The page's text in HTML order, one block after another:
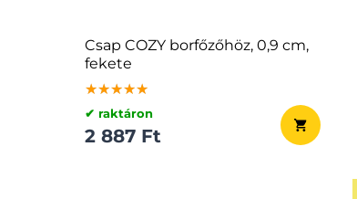
Csap COZY borfőzőhöz, 0,9 cm,
fekete
★★★★★
★★★★★
★★★★★
✔ raktáron
2 887 Ft